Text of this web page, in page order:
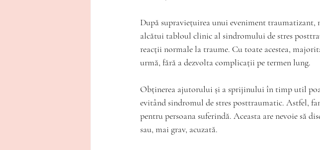
După supraviețuirea unui eveniment traumatizant,
alcătui tabloul clinic al sindromului de stres
reacții normale la traume. Cu toate acestea,
urmă, fără a dezvolta complicații pe termen lung.
Obținerea ajutorului și a sprijinului în timp util
evitând sindromul de stres posttraumatic. Astfel,
pentru persoana suferindă. Aceasta are nevoie să
sau, mai grav, acuzată.